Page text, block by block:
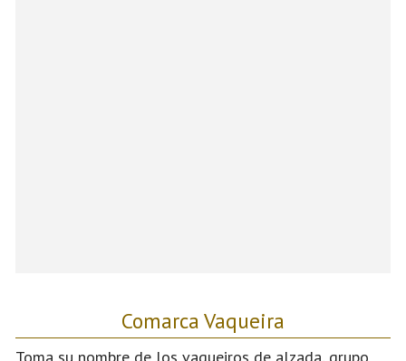
Comarca Vaqueira
Toma su nombre de los vaqueiros de alzada, grupo